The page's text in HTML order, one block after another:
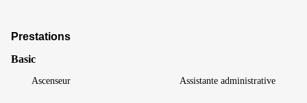
Prestations
Basic
Ascenseur Assistante administrative